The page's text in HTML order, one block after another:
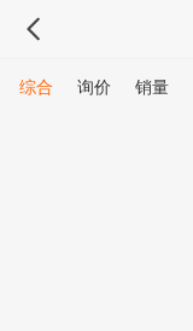
综合 询价 销量